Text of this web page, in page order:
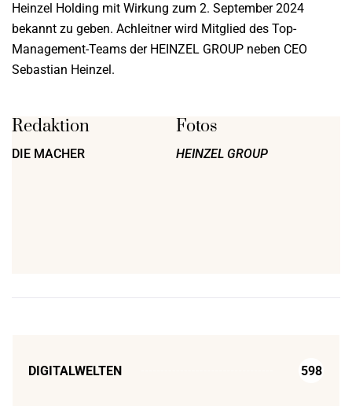
Heinzel Holding mit Wirkung zum 2. September 2024
bekannt zu geben. Achleitner wird Mitglied des Top-
Management-Teams der HEINZEL GROUP neben CEO
Sebastian Heinzel.
Redaktion
DIE MACHER
Fotos
HEINZEL GROUP
DIGITALWELTEN 598